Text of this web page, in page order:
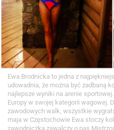
Ewa Brodnicka to jedna z
udowadnia, że można być zadbaną
najlepsze wyniki na arenie
Europy w swojej kategorii wagowej.
zawodowych walk, wszystkie
maja w Częstochowie Ewa stoczy
zawodniczka zawalczy o pas